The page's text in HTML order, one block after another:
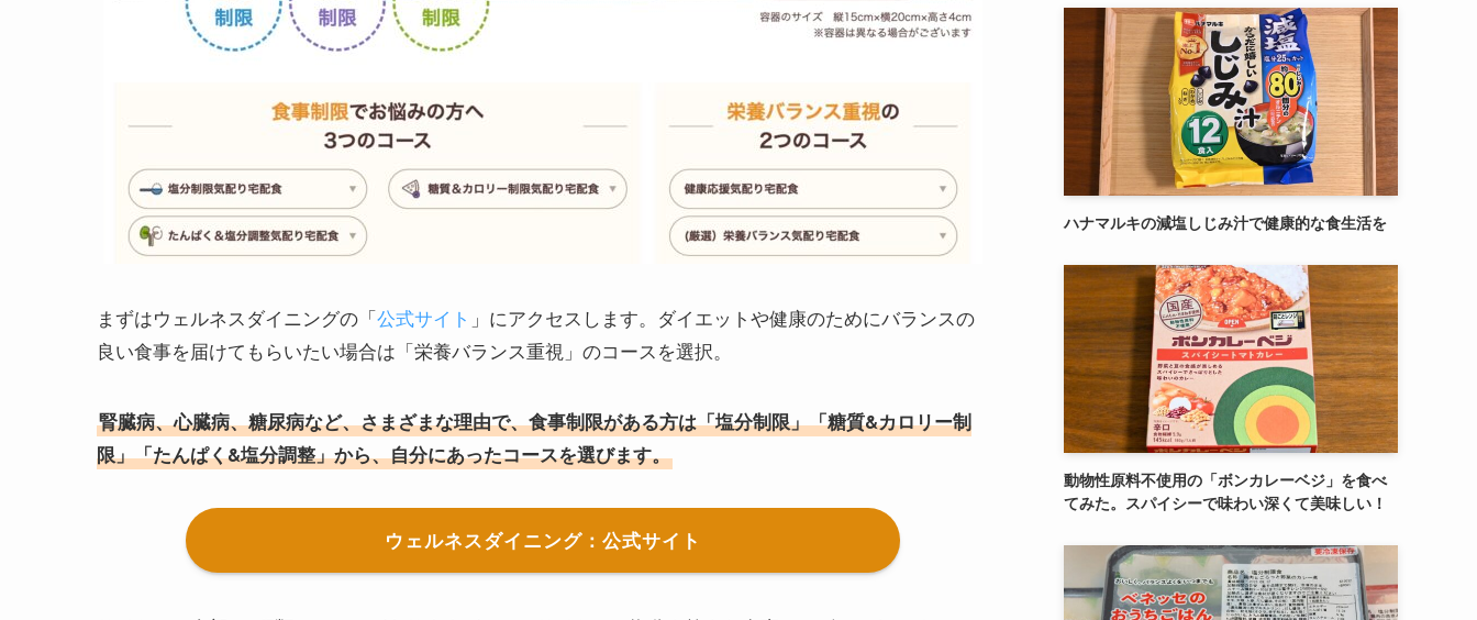
まずはウェルネスダイニングの「公式サイト 」にアクセスします。ダイエットや健康のためにバランスの
良い食事を届けてもらいたい場合は「栄養バランス重視」のコースを選択。
腎臓病、心臓病、糖尿病など、さまざまな理由で、食事制限がある方は「塩分制限」「糖質&カロリー制
限」「たんぱく&塩分調整」から、自分にあったコースを選びます。
ウェルネスダイニング：公式サイト
ハナマルキの減塩しじみ汁で健康的な食生活を
動物性原料不使用の「ボンカレーベジ」を食べ
てみた。スパイシーで味わい深くて美味しい！